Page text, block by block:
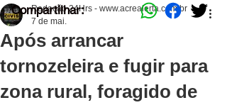
Após arrancar
tornozeleira e fugir para
zona rural, foragido de
Redação 24Hrs - www.acrealerta.com.br
7 de mai.
Compartilhar: